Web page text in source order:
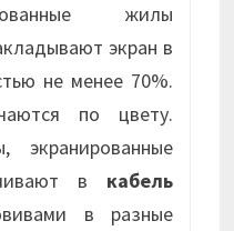
жилы
экран в
не менее 70%.
по цвету.
экранированные
в кабель
в разные